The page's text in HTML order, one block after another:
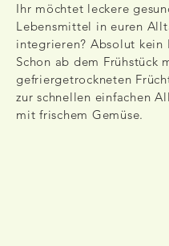
Ihr möchtet leckere
Lebensmittel in euren
integrieren? Absolut kein
Schon ab dem Frühstück
gefriergetrockneten
zur schnellen einfachen
mit frischem Gemüse.